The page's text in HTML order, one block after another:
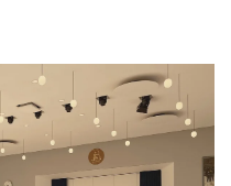
år gamle
en bred…